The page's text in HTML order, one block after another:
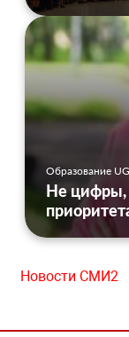
Образование
Не цифры,
Новости СМИ2